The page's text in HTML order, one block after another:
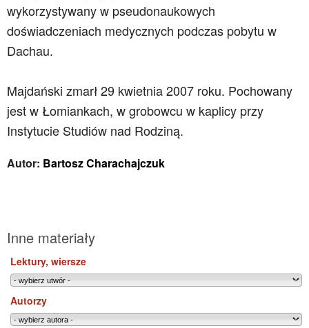
wykorzystywany w pseudonaukowych
doświadczeniach medycznych podczas pobytu w
Dachau.
Majdański zmarł 29 kwietnia 2007 roku. Pochowany
jest w Łomiankach, w grobowcu w kaplicy przy
Instytucie Studiów nad Rodziną.
Autor: Bartosz Charachajczuk
Inne materiały
Lektury, wiersze
Autorzy